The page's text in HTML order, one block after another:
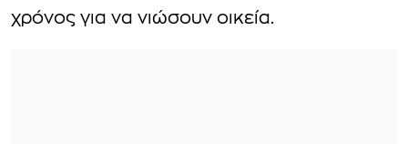
χρόνος για να νιώσουν οικεία.